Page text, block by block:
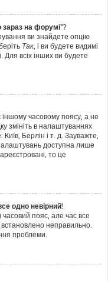
зараз на форумі"?
ви знайдете опцію
Так, і ви будете видимі
всіх інших ви будете
часовому поясу, а не
змініть в налаштуваннях
Берлін і т. д. Зауважте,
доступна лише
то це
одно невірний!
пояс, але час все
встановлено неправильно.
проблеми.